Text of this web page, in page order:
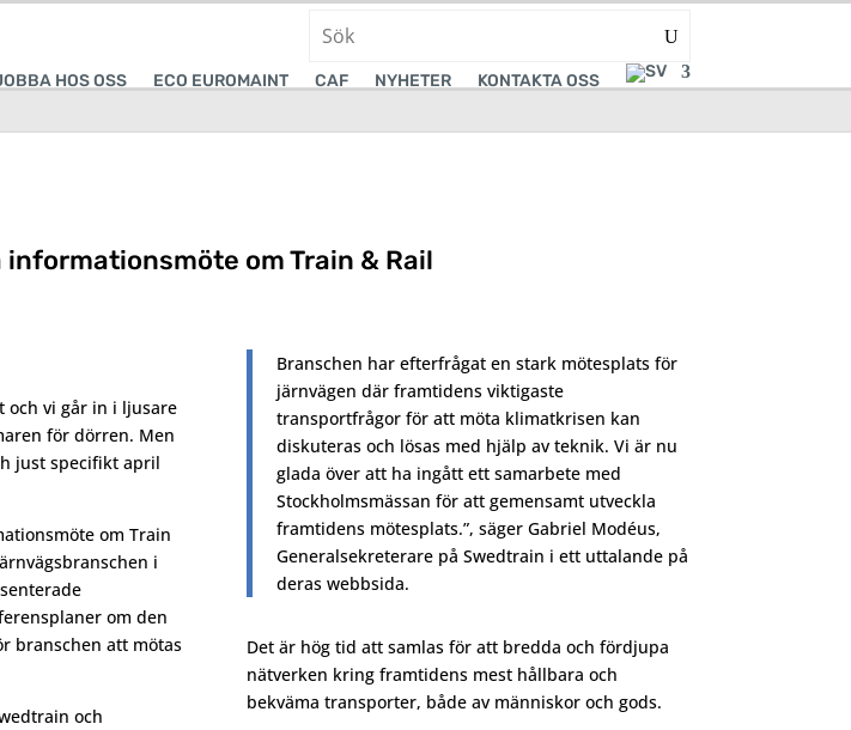
HOS OSS ECO EUROMAINT CAF NYHETER KONTAKTA OSS
om Train & Rail
och vi går in i ljusare
för dörren. Men
just specifikt april
om Train
i
om den
branschen att mötas
och
Branschen har efterfrågat en stark mötesplats för
järnvägen där framtidens viktigaste
transportfrågor för att möta klimatkrisen kan
diskuteras och lösas med hjälp av teknik. Vi är nu
glada över att ha ingått ett samarbete med
Stockholmsmässan för att gemensamt utveckla
framtidens mötesplats.”, säger Gabriel Modéus,
Generalsekreterare på Swedtrain i ett uttalande på
deras webbsida.
Det är hög tid att samlas för att bredda och fördjupa
nätverken kring framtidens mest hållbara och
bekväma transporter, både av människor och gods.